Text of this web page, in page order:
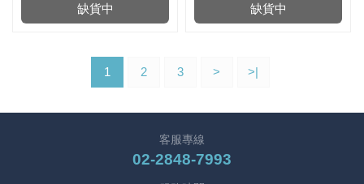
缺貨中 缺貨中
1 2 3 > >|
客服專線
02-2848-7993